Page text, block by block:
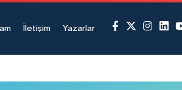
İletişim Yazarlar